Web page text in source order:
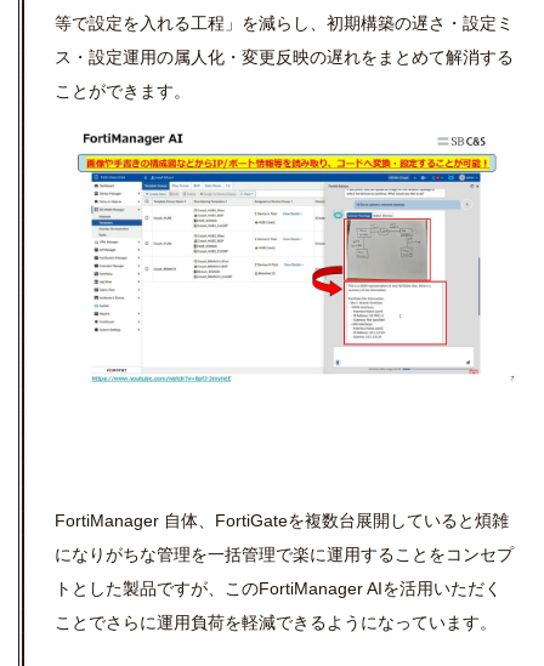
等で設定を入れる工程」を減らし、初期構築の遅さ・設定ミ
ス・設定運用の属人化・変更反映の遅れをまとめて解消する
ことができます。
FortiManager 自体、FortiGateを複数台展開していると煩雑
になりがちな管理を一括管理で楽に運用することをコンセプ
トとした製品ですが、このFortiManager AIを活用いただく
ことでさらに運用負荷を軽減できるようになっています。